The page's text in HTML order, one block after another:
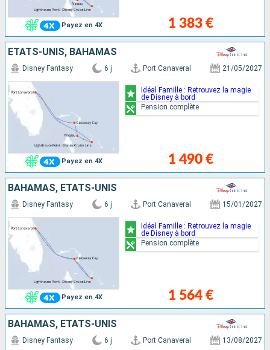
Payez en 4X 1 383 €
ÉTATS-UNIS, BAHAMAS
Payez en 4X
Disney Fantasy 6 j Port Canaveral 21/05/2027
1 490 €
Idéal Famille : Retrouvez la magie
de Disney à bord
Pension complète
BAHAMAS, ÉTATS-UNIS
Payez en 4X
Disney Fantasy 6 j Port Canaveral 15/01/2027
1 564 €
Idéal Famille : Retrouvez la magie
de Disney à bord
Pension complète
BAHAMAS, ÉTATS-UNIS
Disney Fantasy 6 j Port Canaveral 13/08/2027